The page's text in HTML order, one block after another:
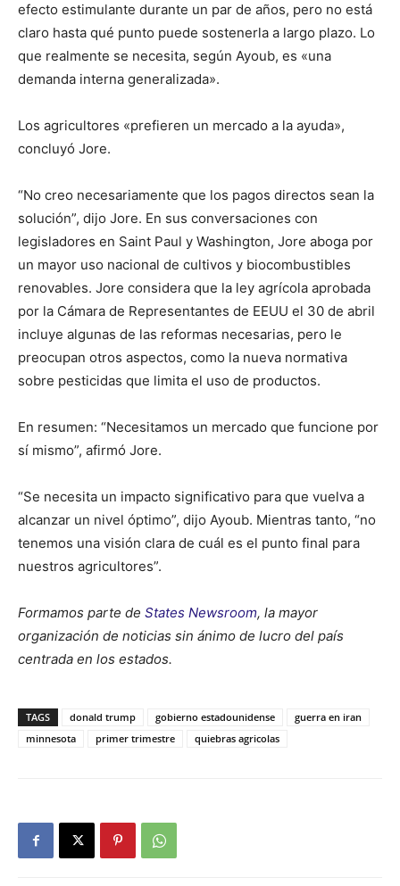
efecto estimulante durante un par de años, pero no está
claro hasta qué punto puede sostenerla a largo plazo. Lo
que realmente se necesita, según Ayoub, es «una
demanda interna generalizada».
Los agricultores «prefieren un mercado a la ayuda»,
concluyó Jore.
“No creo necesariamente que los pagos directos sean la
solución”, dijo Jore. En sus conversaciones con
legisladores en Saint Paul y Washington, Jore aboga por
un mayor uso nacional de cultivos y biocombustibles
renovables. Jore considera que la ley agrícola aprobada
por la Cámara de Representantes de EEUU el 30 de abril
incluye algunas de las reformas necesarias, pero le
preocupan otros aspectos, como la nueva normativa
sobre pesticidas que limita el uso de productos.
En resumen: “Necesitamos un mercado que funcione por
sí mismo”, afirmó Jore.
“Se necesita un impacto significativo para que vuelva a
alcanzar un nivel óptimo”, dijo Ayoub. Mientras tanto, “no
tenemos una visión clara de cuál es el punto final para
nuestros agricultores”.
Formamos parte de States Newsroom, la mayor
organización de noticias sin ánimo de lucro del país
centrada en los estados.
TAGS donald trump gobierno estadounidense
guerra en iran
minnesota
primer trimestre quiebras agricolas